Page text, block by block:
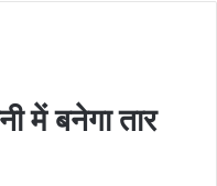
में बनेगा तार